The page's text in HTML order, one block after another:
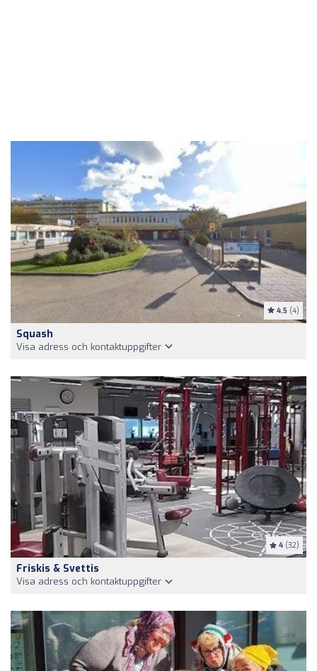
4.5 (4)
Squash
Visa adress och kontaktuppgifter
4 (32)
Friskis & Svettis
Visa adress och kontaktuppgifter